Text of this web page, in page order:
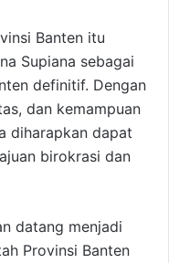
Banten itu
Supiana sebagai
definitif. Dengan
dan kemampuan
diharapkan dapat
birokrasi dan
datang menjadi
Provinsi Banten